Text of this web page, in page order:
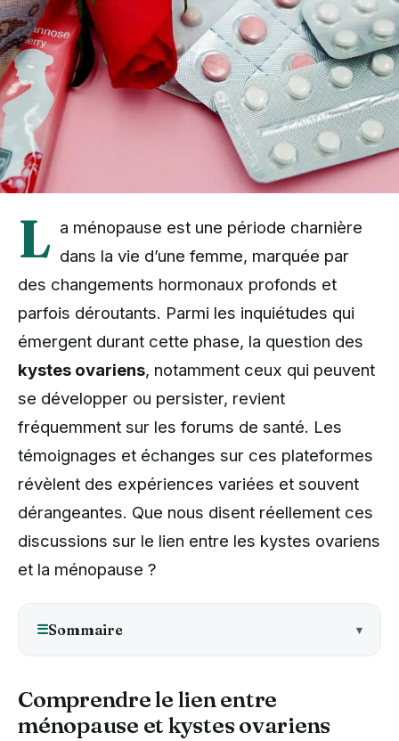
L a ménopause est une période charnière
dans la vie d’une femme, marquée par
des changements hormonaux profonds et
parfois déroutants. Parmi les inquiétudes qui
émergent durant cette phase, la question des
kystes ovariens, notamment ceux qui peuvent
se développer ou persister, revient
fréquemment sur les forums de santé. Les
témoignages et échanges sur ces plateformes
révèlent des expériences variées et souvent
dérangeantes. Que nous disent réellement ces
discussions sur le lien entre les kystes ovariens
et la ménopause ?
☰Sommaire
Comprendre le lien entre
ménopause et kystes ovariens